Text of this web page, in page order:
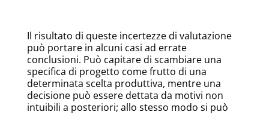
Il risultato di queste incertezze di valutazione
può portare in alcuni casi ad errate
conclusioni. Può capitare di scambiare una
specifica di progetto come frutto di una
determinata scelta produttiva, mentre una
decisione può essere dettata da motivi non
intuibili a posteriori; allo stesso modo si può